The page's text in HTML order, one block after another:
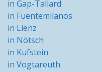
in Gap-Tallard
in Fuentemilanos
in Lienz
in Nötsch
in Kufstein
in Vogtareuth